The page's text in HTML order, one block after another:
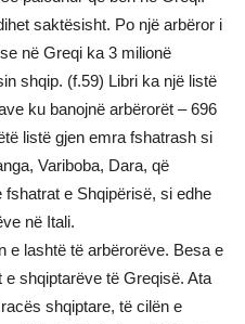
saktësisht. Po një arbëror i
në Greqi ka 3 milionë
shqip. (f.59) Libri ka një listë
ku banojnë arbërorët – 696
listë gjen emra fshatrash si
Variboba, Dara, që
e Shqipërisë, si edhe
në Itali.
e lashtë të arbërorëve. Besa e
shqiptarëve të Greqisë. Ata
shqiptare, të cilën e